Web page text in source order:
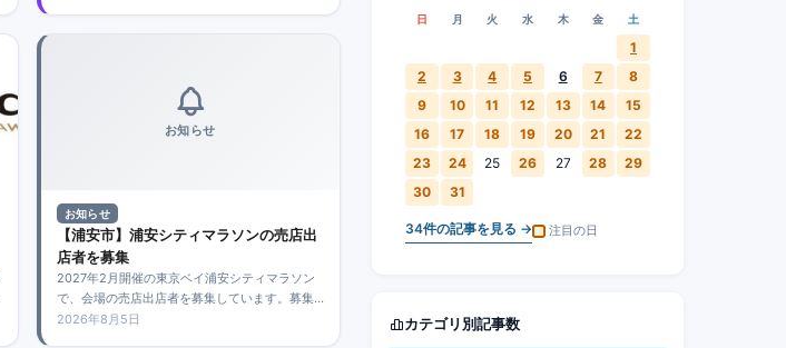
お知らせ
お知らせ
【浦安市】浦安シティマラソンの売店出
店者を募集
2027年2月開催の東京ベイ浦安シティマラソン
で、会場の売店出店者を募集しています。募集
は5店舗程度で、市内事業者を優先。申し込みは
2026年8月5日
日 月 火 水 木 金 土
1
2
3 4 5 6 7
8
9
10 11 12 13 14
15
16
17 18 19 20 21
22
23
24 25 26 27 28
29
30
31
34件の記事を見る → 注目の日
カテゴリ別記事数